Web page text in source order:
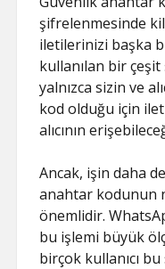
şifrelenmesinde
iletilerinizi başka
kullanılan bir çeşit
yalnızca sizin ve
kod olduğu için
alıcının
Ancak, işin daha
anahtar kodunun
önemlidir.
bu işlemi büyük
birçok kullanıcı